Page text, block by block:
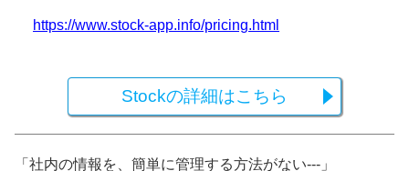
https://www.stock-app.info/pricing.html
Stockの詳細はこちら
「社内の情報を、簡単に管理する方法がない---」